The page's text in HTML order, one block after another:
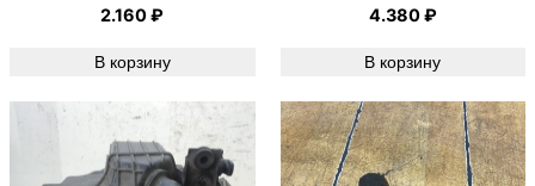
2.160₽
В корзину
4.380₽
В корзину